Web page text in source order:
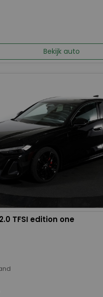
Bekijk auto
TFSI edition one